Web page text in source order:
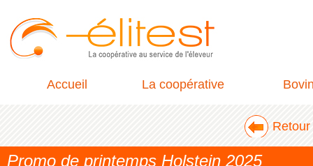
Accueil La coopérative
Promo de printemps Holstein 2025